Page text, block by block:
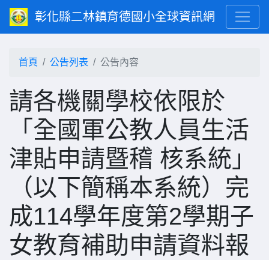
彰化縣二林鎮育德國小全球資訊網
首頁 公告列表 公告內容
請各機關學校依限於
「全國軍公教人員生活
津貼申請暨稽 核系統」
（以下簡稱本系統）完
成114學年度第2學期子
女教育補助申請資料報